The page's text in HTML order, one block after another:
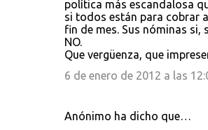
política más escandalosa
si todos están para cobrar
fin de mes. Sus nóminas si,
NO.
Que vergüenza, que
6 de enero de 2012 a las
Anónimo ha dicho que…